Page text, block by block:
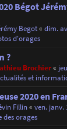
Bégot
Begot« dim.
d'orages
?
Brochier«
et
2020 en
Fillin« ven. janv.
des orages